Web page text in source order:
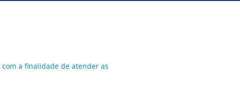
com a finalidade de atender as